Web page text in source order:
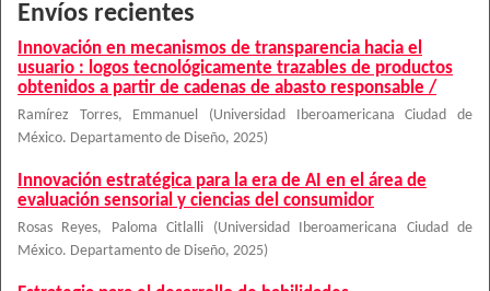
Envíos recientes
Innovación en mecanismos de transparencia hacia el
usuario : logos tecnológicamente trazables de productos
obtenidos a partir de cadenas de abasto responsable /
Ramírez Torres, Emmanuel (Universidad Iberoamericana Ciudad de
México. Departamento de Diseño, 2025)
Innovación estratégica para la era de AI en el área de
evaluación sensorial y ciencias del consumidor
Rosas Reyes, Paloma Citlalli (Universidad Iberoamericana Ciudad de
México. Departamento de Diseño, 2025)